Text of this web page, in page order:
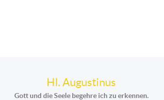
Hl. Augustinus
Gott und die Seele begehre ich zu erkennen.